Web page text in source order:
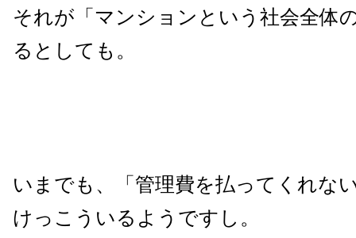
それが「マンションという社会全体
るとしても。
いまでも、「管理費を払ってくれな
けっこういるようですし。